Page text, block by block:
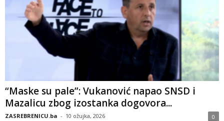
“Maske su pale”: Vukanović napao SNSD i
Mazalicu zbog izostanka dogovora...
ZASREBRENICU.ba - 10 ožujka, 2026 0